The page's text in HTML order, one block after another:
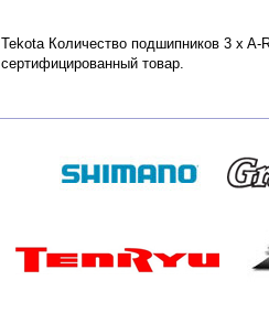
Tekota Количество подшипников 3 x A-
сертифицированный товар.